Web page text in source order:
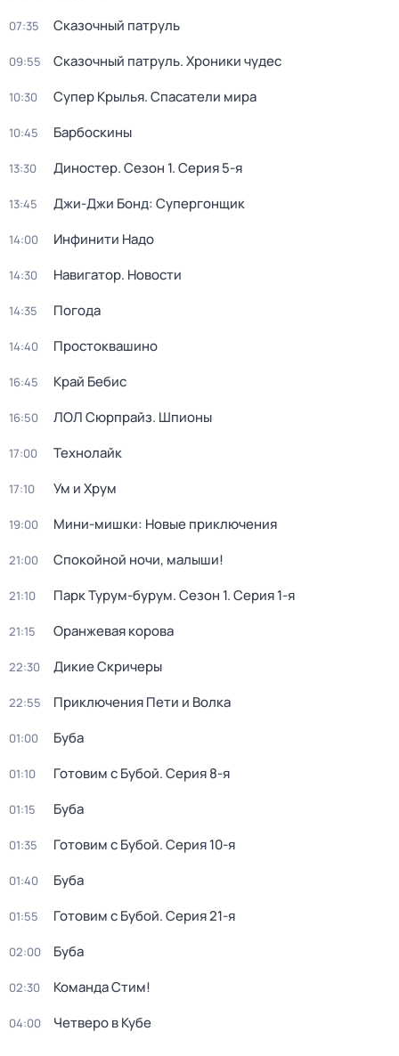
07:35 Сказочный патруль
09:55 Сказочный патруль. Хроники чудес
10:30 Супер Крылья. Спасатели мира
10:45 Барбоскины
13:30 Диностер. Сезон 1. Серия 5-я
13:45 Джи-Джи Бонд: Супергонщик
14:00 Инфинити Надо
14:30 Навигатор. Новости
14:35 Погода
14:40 Простоквашино
16:45 Край Бебис
16:50 ЛОЛ Сюрпрайз. Шпионы
17:00 Технолайк
17:10 Ум и Хрум
19:00 Мини-мишки: Новые приключения
21:00 Спокойной ночи, малыши!
21:10 Парк Турум-бурум. Сезон 1. Серия 1-я
21:15 Оранжевая корова
22:30 Дикие Скричеры
22:55 Приключения Пети и Волка
01:00 Буба
01:10 Готовим с Бубой. Серия 8-я
01:15 Буба
01:35 Готовим с Бубой. Серия 10-я
01:40 Буба
01:55 Готовим с Бубой. Серия 21-я
02:00 Буба
02:30 Команда Стим!
04:00 Четверо в Кубе